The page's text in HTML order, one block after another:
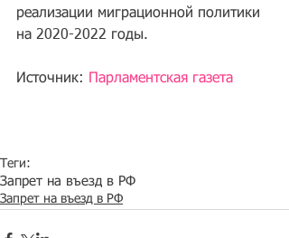
реализации миграционной политики
на 2020-2022 годы.
Источник: Парламентская газета
Теги:
Запрет на въезд в РФ
Запрет на въезд в РФ